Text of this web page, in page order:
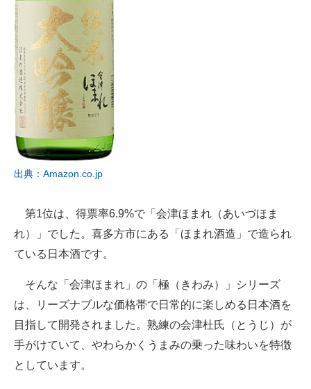
出典：Amazon.co.jp
第1位は、得票率6.9%で「会津ほまれ（あいづほま
れ）」でした。喜多方市にある「ほまれ酒造」で造られ
ている日本酒です。
そんな「会津ほまれ」の「極（きわみ）」シリーズ
は、リーズナブルな価格帯で日常的に楽しめる日本酒を
目指して開発されました。熟練の会津杜氏（とうじ）が
手がけていて、やわらかくうまみの乗った味わいを特徴
としています。